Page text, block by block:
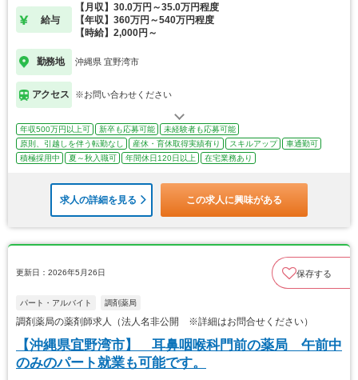
給与
【月収】30.0万円～35.0万円程度
【年収】360万円～540万円程度
【時給】2,000円～
勤務地 沖縄県 宜野湾市
アクセス ※お問い合わせください
年収500万円以上可 新卒も応募可能
未経験者も応募可能
原則、引越しを伴う転勤なし
産休・育休取得実績有り スキルアップ
車通勤可
積極採用中
夏～秋入職可 年間休日120日以上 在宅業務あり
求人の詳細を見る この求人に興味がある
更新日：2026年5月26日 保存する
パート・アルバイト 調剤薬局
調剤薬局の薬剤師求人（法人名非公開 ※詳細はお問合せください）
【沖縄県宜野湾市】 耳鼻咽喉科門前の薬局 午前中
のみのパート就業も可能です。